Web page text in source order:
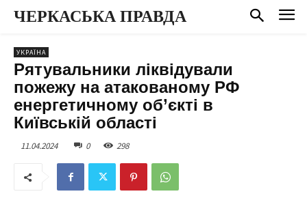
ЧЕРКАСЬКА ПРАВДА
УКРАЇНА
Рятувальники ліквідували
пожежу на атакованому РФ
енергетичному об’єкті в
Київській області
11.04.2024 0 298